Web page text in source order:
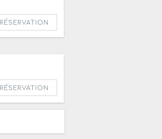
RÉSERVATION
RÉSERVATION